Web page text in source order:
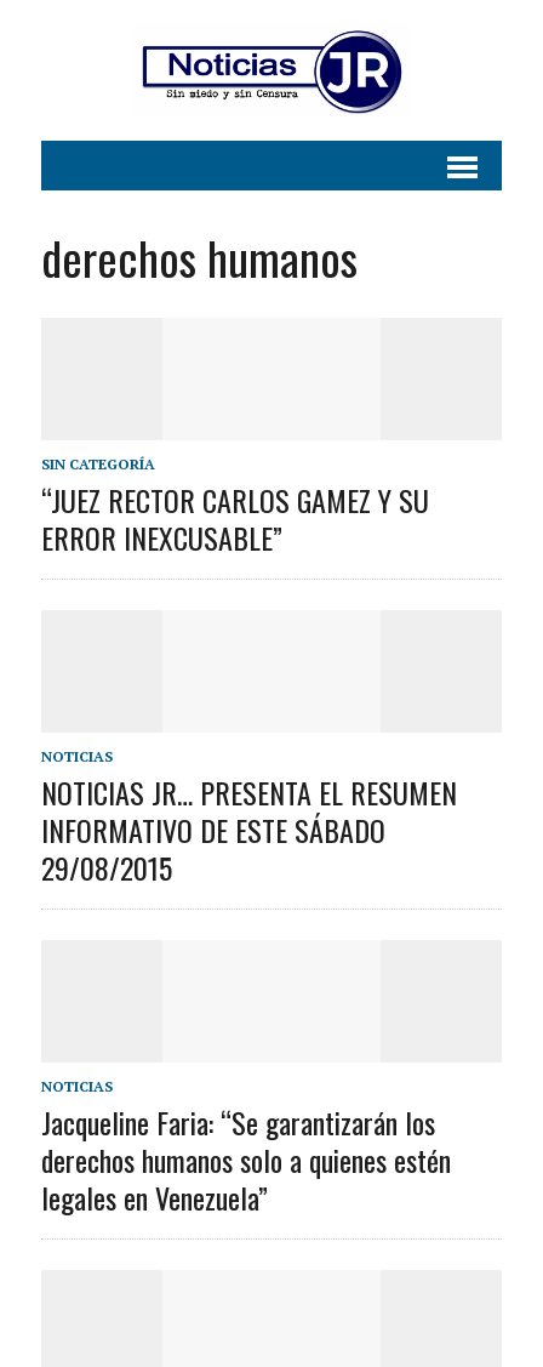
derechos humanos
SIN CATEGORÍA
“JUEZ RECTOR CARLOS GAMEZ Y SU
ERROR INEXCUSABLE”
NOTICIAS
NOTICIAS JR… PRESENTA EL RESUMEN
INFORMATIVO DE ESTE SÁBADO
29/08/2015
NOTICIAS
Jacqueline Faria: “Se garantizarán los
derechos humanos solo a quienes estén
legales en Venezuela”